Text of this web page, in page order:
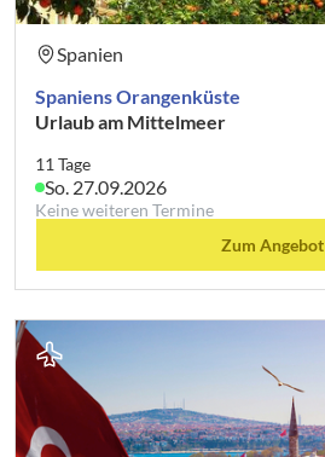
Spanien
Spaniens Orangenküste
Urlaub am Mittelmeer
11 Tage
So. 27.09.2026
Keine weiteren Termine
Zum Angebot